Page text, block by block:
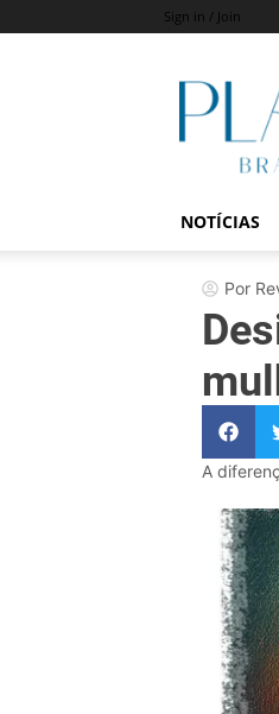
Sign in / Join
Revista
Plano
NOTÍCIAS
Por
A